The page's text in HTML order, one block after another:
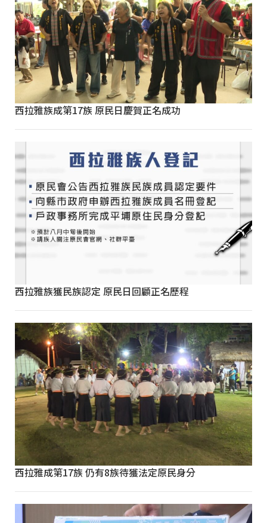
西拉雅族成第17族 原民日慶賀正名成功
西拉雅族獲民族認定 原民日回顧正名歷程
西拉雅成第17族 仍有8族待獲法定原民身分